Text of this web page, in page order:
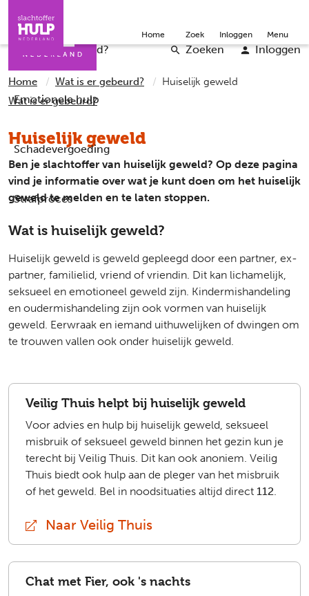
Iemand helpen Word vrijwilliger English
Wat is er gebeurd?
Emotionele hulp
Schadevergoeding
Strafproces
Zoeken Inloggen
Home Zoek Inloggen Menu
Home Wat is er gebeurd?
Huiselijk geweld
Wat is er gebeurd?
Huiselijk geweld
Ben je slachtoffer van huiselijk geweld? Op deze pagina
vind je informatie over wat je kunt doen om het huiselijk
geweld te melden en te laten stoppen.
Wat is huiselijk geweld?
Huiselijk geweld is geweld gepleegd door een partner, ex-
partner, familielid, vriend of vriendin. Dit kan lichamelijk,
seksueel en emotioneel geweld zijn. Kindermishandeling
en oudermishandeling zijn ook vormen van huiselijk
geweld. Eerwraak en iemand uithuwelijken of dwingen om
te trouwen vallen ook onder huiselijk geweld.
Veilig Thuis helpt bij huiselijk geweld
Voor advies en hulp bij huiselijk geweld, seksueel
misbruik of seksueel geweld binnen het gezin kun je
terecht bij Veilig Thuis. Dit kan ook anoniem. Veilig
Thuis biedt ook hulp aan de pleger van het misbruik
of het geweld. Bel in noodsituaties altijd direct 112.
Naar Veilig Thuis
Chat met Fier, ook 's nachts